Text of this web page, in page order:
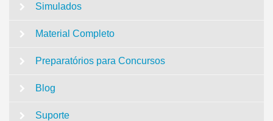
Simulados
Material Completo
Preparatórios para Concursos
Blog
Suporte